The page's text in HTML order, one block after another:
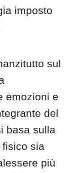
imposto
sul
emozioni e
del
basa sulla
fisico sia
più